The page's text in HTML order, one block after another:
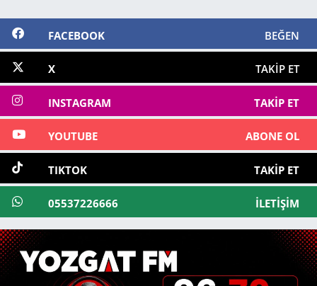
FACEBOOK BEĞEN
X TAKIP ET
INSTAGRAM TAKIP ET
YOUTUBE ABONE OL
TIKTOK TAKIP ET
05537226666 İLETIŞIM